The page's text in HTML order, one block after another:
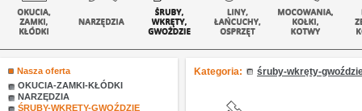
Nasza oferta
OKUCIA-ZAMKI-KŁÓDKI
NARZĘDZIA
ŚRUBY-WKRĘTY-GWOŹDZIE
Kategoria: śruby-wkręty-